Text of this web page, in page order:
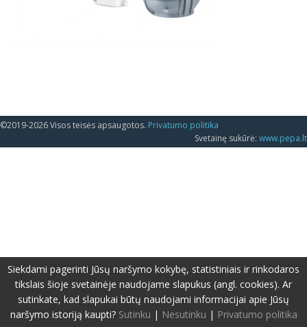
©2019-2026 Visos teisės apsaugotos. Privatumo politika
Svetainę sukūrė: www.pepa.lt
Siekdami pagerinti Jūsų naršymo kokybę, statistiniais ir rinkodaros
tikslais šioje svetainėje naudojame slapukus (angl. cookies). Ar
sutinkate, kad slapukai būtų naudojami informacijai apie Jūsų
naršymo istoriją kaupti? Sutinku | Nesutinku | Privatumo politika